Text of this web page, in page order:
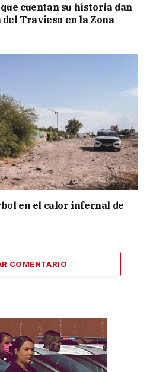
cuentan su historia dan
Travieso en la Zona
en el calor infernal de
COMENTARIO